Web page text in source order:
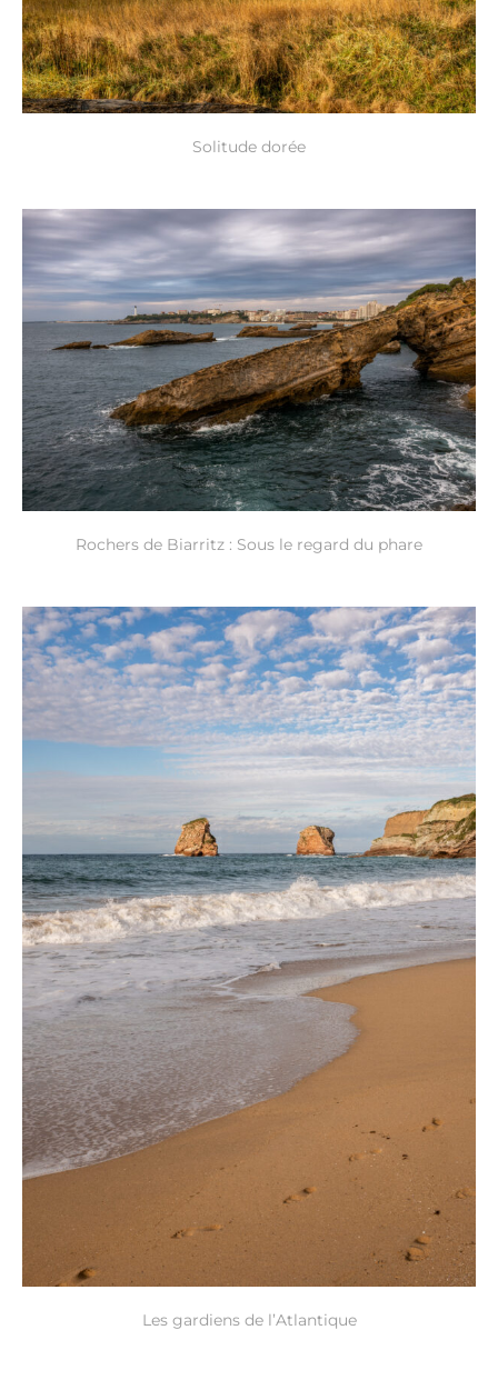
Solitude dorée
Rochers de Biarritz : Sous le regard du phare
Les gardiens de l’Atlantique